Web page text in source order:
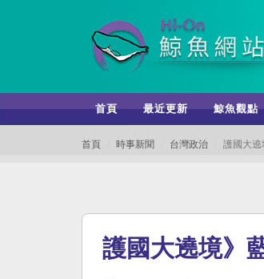
首頁 最近更新 鯨魚觀點
首頁 時事新聞 台灣政治 護國大遶
護國大遶境》